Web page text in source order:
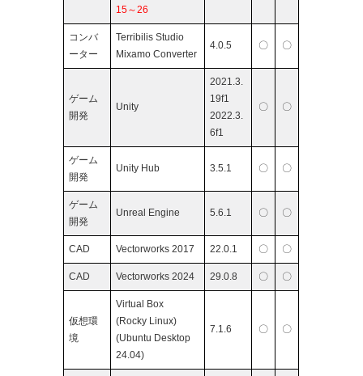
15～26
コンバ
ーター
Terribilis Studio
Mixamo Converter
4.0.5 〇 〇
ゲーム
開発
Unity
2021.3.
19f1
2022.3.
6f1
〇 〇
ゲーム
開発
Unity Hub 3.5.1 〇 〇
ゲーム
開発
Unreal Engine 5.6.1 〇 〇
CAD Vectorworks 2017 22.0.1 〇 〇
CAD Vectorworks 2024 29.0.8 〇 〇
仮想環
境
Virtual Box
(Rocky Linux)
(Ubuntu Desktop
24.04)
7.1.6 〇 〇